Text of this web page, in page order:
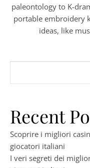
paleontology to K-
portable embroidery
ideas, like
Recent
Scoprire i migliori
giocatori italiani
I veri segreti dei